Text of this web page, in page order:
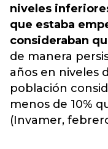
niveles
que estaba
consideraban
de manera
años en niveles
población
menos de 10%
(Invamer,